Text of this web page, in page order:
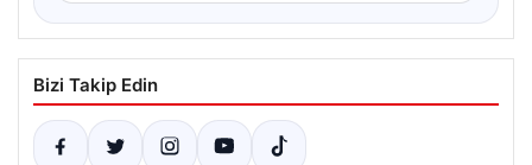
Bizi Takip Edin